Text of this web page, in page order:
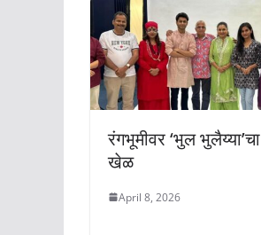
रंगभूमीवर ‘भुल भुलैय्या’चा
खेळ
April 8, 2026